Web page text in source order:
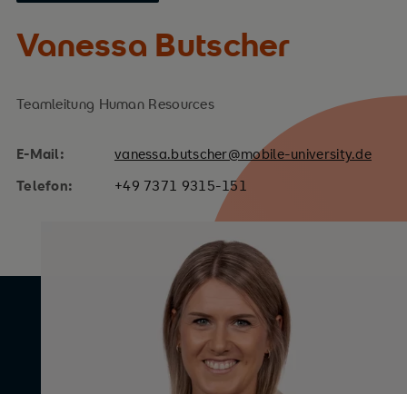
Vanessa Butscher
Teamleitung Human Resources
E-Mail:
vanessa.butscher@mobile-university.de
Telefon:
+49 7371 9315-151